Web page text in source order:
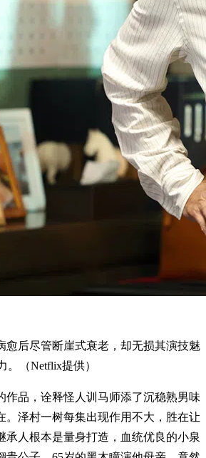
愈后尽管断崖式衰老，却无损其演技魅
。（Netflix提供）
作品，诠释怪人训马师添了沉稳熟男味
。泽村一树每集出现作用不大，胜在让
承人根本是量身打造，血统优良的小泉